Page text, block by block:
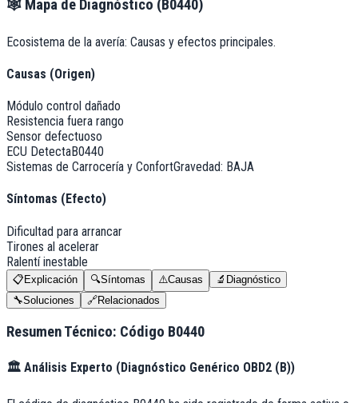
🕸️ Mapa de Diagnóstico (B0440)
Ecosistema de la avería: Causas y efectos principales.
Causas (Origen)
Módulo control dañado
Resistencia fuera rango
Sensor defectuoso
ECU DetectaB0440
Sistemas de Carrocería y ConfortGravedad: BAJA
Síntomas (Efecto)
Dificultad para arrancar
Tirones al acelerar
Ralentí inestable
📋 Explicación 🔍Síntomas ⚠️Causas 🔬 Diagnóstico
🔧Soluciones 🔗Relacionados
Resumen Técnico: Código B0440
🏛️ Análisis Experto (Diagnóstico Genérico OBD2 (B))